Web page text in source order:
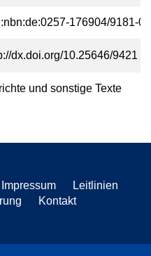
176904/9181-0
dx.doi.org/10.25646/9421
und sonstige Texte
Impressum
Leitlinien
Kontakt